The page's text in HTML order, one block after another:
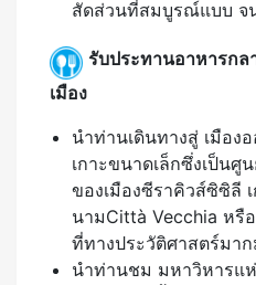
สัดส่วนที่สมบูรณ์แบบ จ
รับประทานอาหารก
เมือง
นำท่านเดินทางสู่ เมือง
เกาะขนาดเล็กซึ่งเป็นศู
ของเมืองซีราคิวส์ซิซิลี
นามCittà Vecchia หรื
ที่ทางประวัติศาสตร์มาก
นำท่านชม มหาวิหารแ